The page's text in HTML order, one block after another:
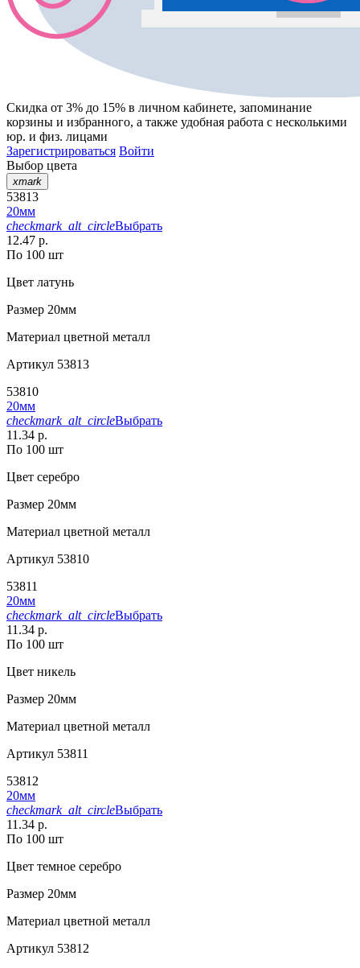
Скидка от 3% до 15% в личном кабинете, запоминание
корзины и избранного, а также удобная работа с несколькими
юр. и физ. лицами
Зарегистрироваться Войти
Выбор цвета
xmark
53813
20мм
checkmark_alt_circleВыбрать
12.47 р.
По 100 шт
Цвет латунь
Размер 20мм
Материал цветной металл
Артикул 53813
53810
20мм
checkmark_alt_circleВыбрать
11.34 р.
По 100 шт
Цвет серебро
Размер 20мм
Материал цветной металл
Артикул 53810
53811
20мм
checkmark_alt_circleВыбрать
11.34 р.
По 100 шт
Цвет никель
Размер 20мм
Материал цветной металл
Артикул 53811
53812
20мм
checkmark_alt_circleВыбрать
11.34 р.
По 100 шт
Цвет темное серебро
Размер 20мм
Материал цветной металл
Артикул 53812